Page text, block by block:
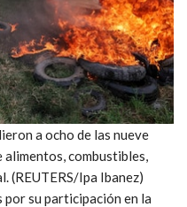
a ocho de las nueve
combustibles,
(REUTERS/Ipa Ibanez)
su participación en la